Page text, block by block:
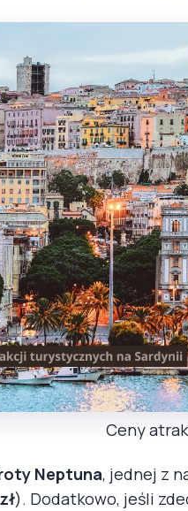
Ceny
Neptuna, jednej z
). Dodatkowo, jeśli